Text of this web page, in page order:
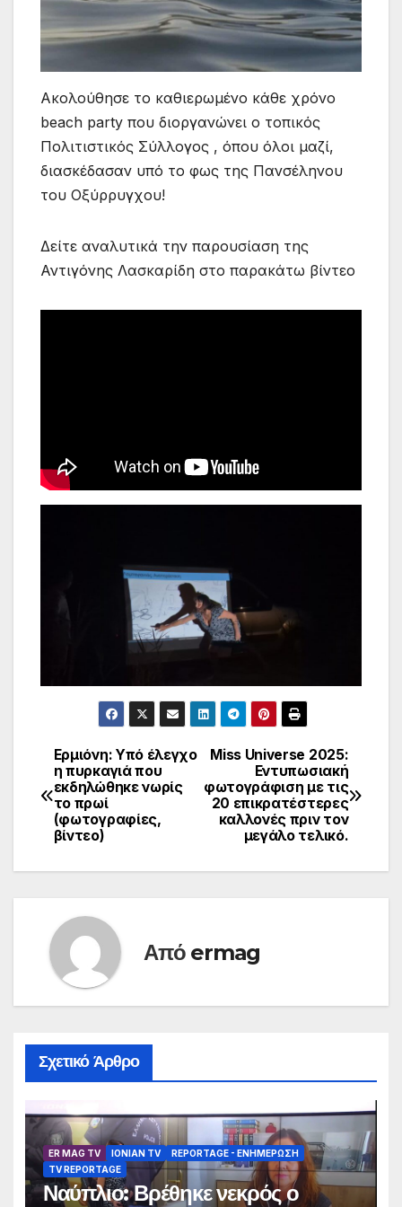
Ακολούθησε το καθιερωμένο κάθε χρόνο
beach party που διοργανώνει ο τοπικός
Πολιτιστικός Σύλλογος , όπου όλοι μαζί,
διασκέδασαν υπό το φως της Πανσέληνου
του Οξύρρυγχου!
Δείτε αναλυτικά την παρουσίαση της
Αντιγόνης Λασκαρίδη στο παρακάτω βίντεο
Πλοήγηση
άρθρων
Miss Universe 2025:
Εντυπωσιακή
φωτογράφιση με τις
20 επικρατέστερες
καλλονές πριν τον
μεγάλο τελικό.
Ερμιόνη: Υπό έλεγχο
η πυρκαγιά που
εκδηλώθηκε νωρίς
το πρωί
(φωτογραφίες,
βίντεο)
Από ermag
Σχετικό Άρθρο
ER MAG TV IONIAN TV
REPORTAGE - EΝΗΜΈΡΩΣΗ
TV REPORTAGE
Ναύπλιο: Βρέθηκε νεκρός ο